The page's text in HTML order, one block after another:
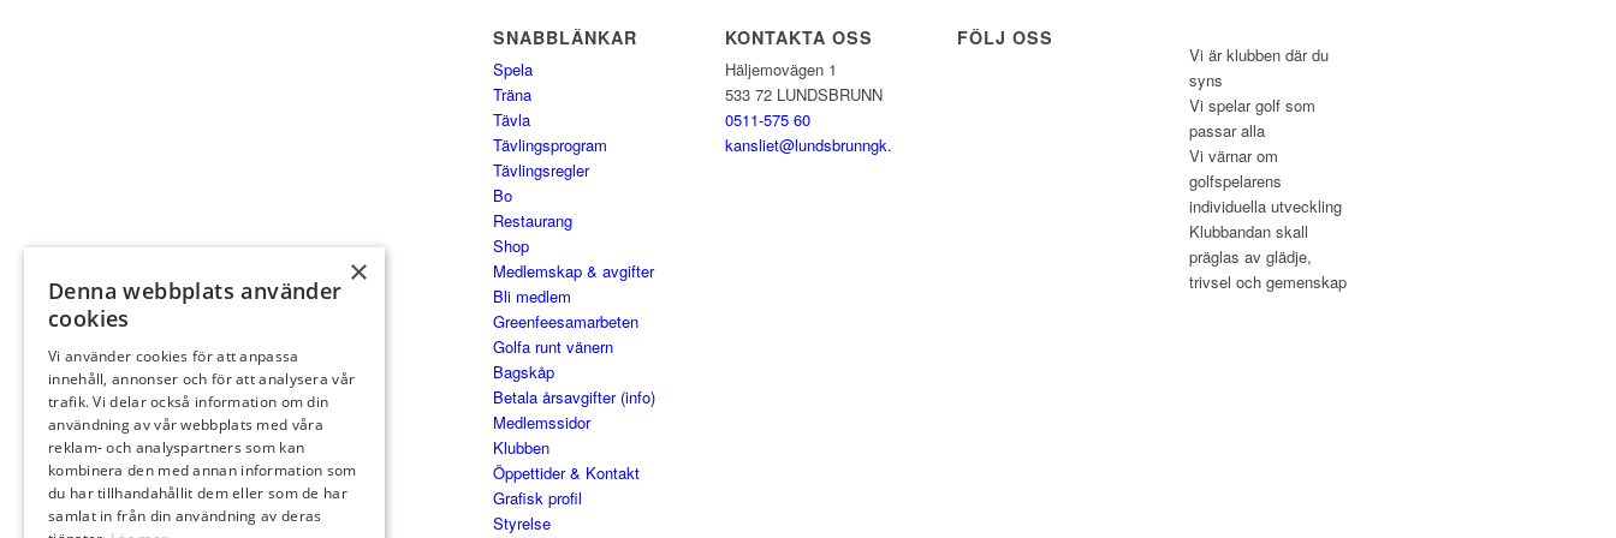
SNABBLÄNKAR
Spela
Träna
Tävla
Tävlingsprogram
Tävlingsregler
Bo
Restaurang
Shop
Medlemskap & avgifter
Bli medlem
Greenfeesamarbeten
Golfa runt vänern
Bagskåp
Betala årsavgifter (info)
Medlemssidor
Klubben
Öppettider & Kontakt
Grafisk profil
Styrelse
KONTAKTA OSS
Häljemovägen 1
533 72 LUNDSBRUNN
0511-575 60
kansliet@lundsbrunngk.com
FÖLJ OSS
Vi är klubben där du
syns
Vi spelar golf som
passar alla
Vi värnar om
golfspelarens
individuella utveckling
Klubbandan skall
präglas av glädje,
trivsel och gemenskap
×
Denna webbplats använder
cookies
Vi använder cookies för att anpassa
innehåll, annonser och för att analysera vår
trafik. Vi delar också information om din
användning av vår webbplats med våra
reklam- och analyspartners som kan
kombinera den med annan information som
du har tillhandahållit dem eller som de har
samlat in från din användning av deras